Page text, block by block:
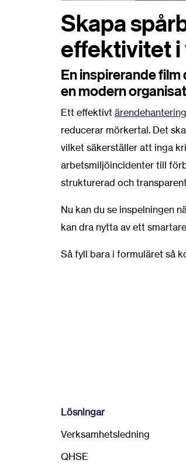
Skapa
effektivitet i
En inspirerande
en modern
Ett effektivt
reducerar mörkertal. Det
vilket säkerställer att inga
arbetsmiljöincidenter till
strukturerad och
Nu kan du se inspelningen
kan dra nytta av ett
Så fyll bara i formuläret så
Lösningar
Verksamhetsledning
QHSE